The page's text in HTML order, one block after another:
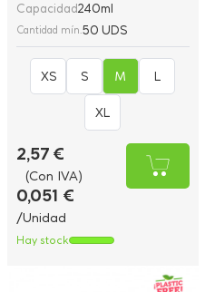
Capacidad240ml
Cantidad mín.50 UDS
XS S M L
XL
2,57 €
(Con IVA)
0,051 €
/Unidad
Hay stock